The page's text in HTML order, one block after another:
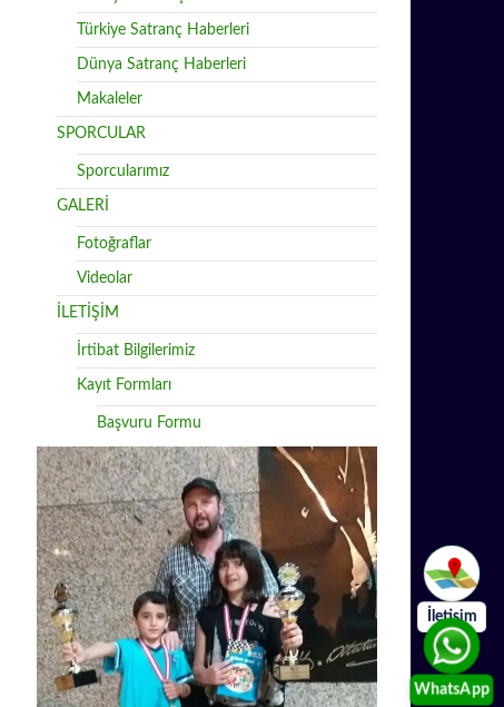
Türkiye Satranç Haberleri
Dünya Satranç Haberleri
Makaleler
SPORCULAR
Sporcularımız
GALERİ
Fotoğraflar
Videolar
İLETİŞİM
İrtibat Bilgilerimiz
Kayıt Formları
Başvuru Formu
İletişim
WhatsApp